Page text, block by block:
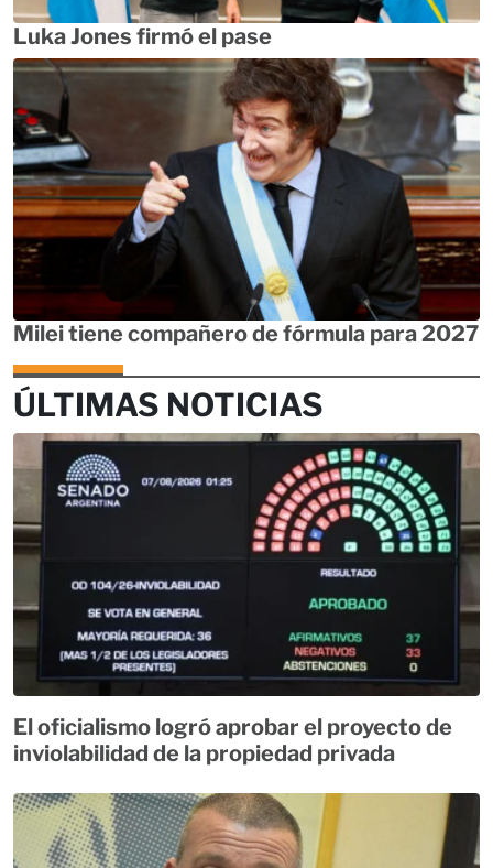
Luka Jones firmó el pase
Milei tiene compañero de fórmula para 2027
ÚLTIMAS NOTICIAS
El oficialismo logró aprobar el proyecto de
inviolabilidad de la propiedad privada